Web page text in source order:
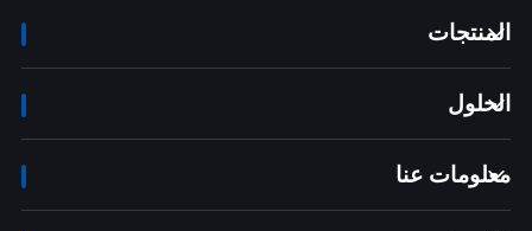
المنتجات

الحلول

معلومات عنا
